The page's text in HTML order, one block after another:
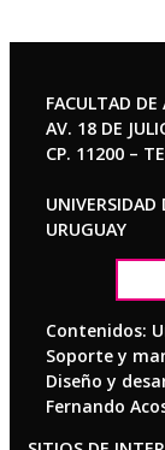
FACULTAD DE
AV. 18 DE
CP. 11200 –
UNIVERSIDAD
URUGUAY
Contenidos:
Soporte y
Diseño y
Fernando